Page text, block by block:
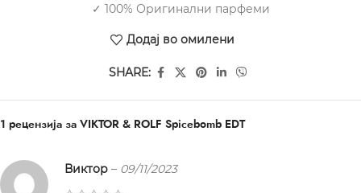
✓ 100% Оригинални парфеми
Додај во омилени
SHARE:
1 рецензија за VIKTOR & ROLF Spicebomb EDT
Виктор – 09/11/2023